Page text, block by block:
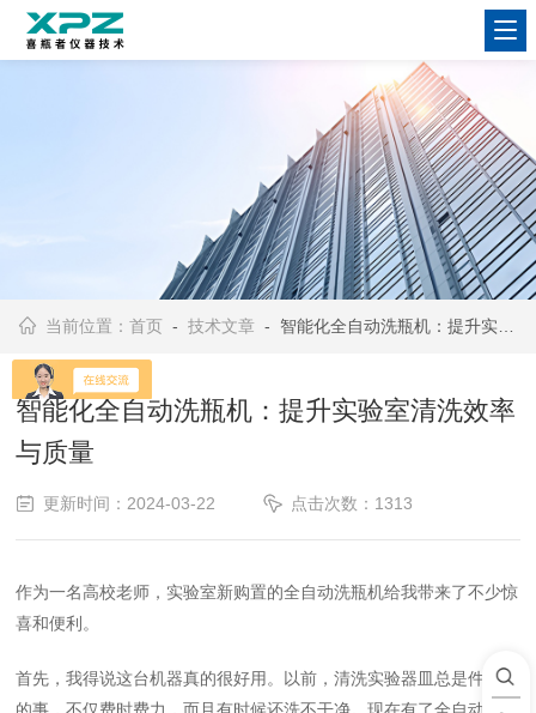
当前位置：首页 -技术文章 - 智能化全自动洗瓶机：提升实验室清洗效率与质量
智能化全自动洗瓶机：提升实验室清洗效率
与质量
更新时间：2024-03-22 点击次数：1313
作为一名高校老师，实验室新购置的全自动洗瓶机给我带来了不少惊
喜和便利。
首先，我得说这台机器真的很好用。以前，清洗实验器皿总是件头疼